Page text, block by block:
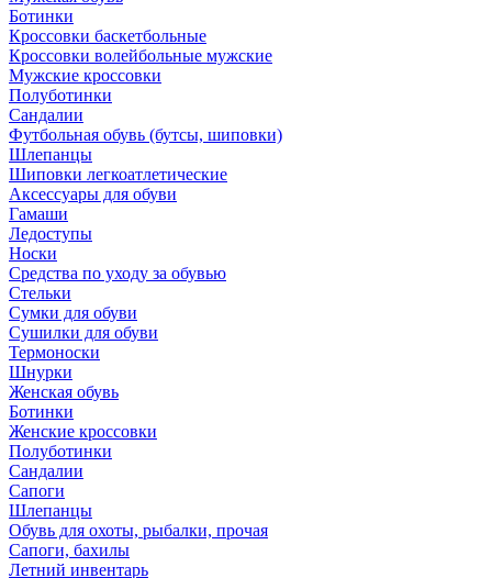
Ботинки
Кроссовки баскетбольные
Кроссовки волейбольные мужские
Мужские кроссовки
Полуботинки
Сандалии
Футбольная обувь (бутсы, шиповки)
Шлепанцы
Шиповки легкоатлетические
Аксессуары для обуви
Гамаши
Ледоступы
Носки
Средства по уходу за обувью
Стельки
Сумки для обуви
Сушилки для обуви
Термоноски
Шнурки
Женская обувь
Ботинки
Женские кроссовки
Полуботинки
Сандалии
Сапоги
Шлепанцы
Обувь для охоты, рыбалки, прочая
Сапоги, бахилы
Летний инвентарь